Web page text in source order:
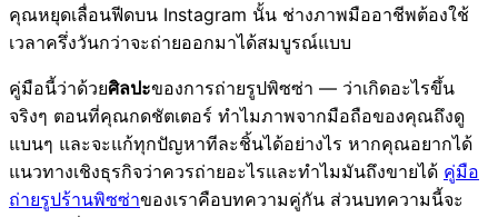
คุณหยุดเลื่อนฟีดบน Instagram นั้น ช่างภาพมืออาชีพต้องใช้
เวลาครึ่งวันกว่าจะถ่ายออกมาได้สมบูรณ์แบบ
คู่มือนี้ว่าด้วยศิลปะของการถ่ายรูปพิซซ่า — ว่าเกิดอะไรขึ้น
จริงๆ ตอนที่คุณกดชัตเตอร์ ทำไมภาพจากมือถือของคุณถึงดู
แบนๆ และจะแก้ทุกปัญหาทีละชิ้นได้อย่างไร หากคุณอยากได้
แนวทางเชิงธุรกิจว่าควรถ่ายอะไรและทำไมมันถึงขายได้ คู่มือ
ถ่ายรูปร้านพิซซ่าของเราคือบทความคู่กัน ส่วนบทความนี้จะ